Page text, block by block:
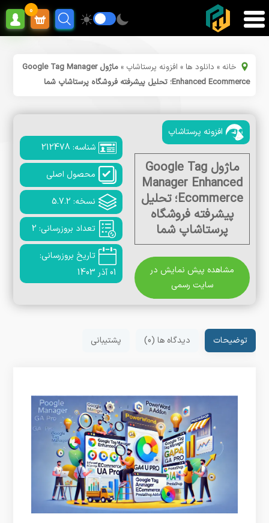
0
خانه » دانلود ها » افزونه پرستاشاپ »
ماژول Google Tag Manager
Enhanced Ecommerce؛ تحلیل پیشرفته فروشگاه پرستاشاپ شما
افزونه پرستاشاپ
ماژول Google Tag
Manager Enhanced
Ecommerce؛ تحلیل
پیشرفته فروشگاه
پرستاشاپ شما
مشاهده پیش نمایش در
سایت رسمی
شناسه: 212478
محصول اصلی
نسخه: 5.7.2
تعداد بروزرسانی: 2
تاریخ بروزرسانی:
01 آذر 1403
توضیحات دیدگاه ها (0) پشتیبانی